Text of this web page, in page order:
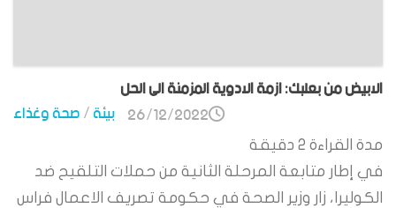
الابيض من بعلبك: ازمة الادوية المزمنة الى الحل
بيئة/صحة وغذاء 26/12/2022
مدة القراءة 2 دقيقة
في إطار متابعة المرحلة الثانية من حملات التلقيح ضد
الكوليرا، زار وزير الصحة في حكومة تصريف الاعمال فراس